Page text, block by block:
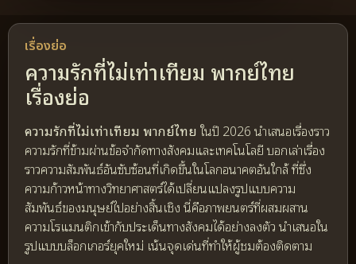
เรื่องย่อ
ความรักที่ไม่เท่าเทียม พากย์ไทย
เรื่องย่อ
ความรักที่ไม่เท่าเทียม พากย์ไทย ในปี 2026 นำเสนอเรื่องราว
ความรักที่ข้ามผ่านข้อจำกัดทางสังคมและเทคโนโลยี บอกเล่าเรื่อง
ราวความสัมพันธ์อันซับซ้อนที่เกิดขึ้นในโลกอนาคตอันใกล้ ที่ซึ่ง
ความก้าวหน้าทางวิทยาศาสตร์ได้เปลี่ยนแปลงรูปแบบความ
สัมพันธ์ของมนุษย์ไปอย่างสิ้นเชิง นี่คือภาพยนตร์ที่ผสมผสาน
ความโรแมนติกเข้ากับประเด็นทางสังคมได้อย่างลงตัว นำเสนอใน
รูปแบบบล็อกเกอร์ยุคใหม่ เน้นจุดเด่นที่ทำให้ผู้ชมต้องติดตาม